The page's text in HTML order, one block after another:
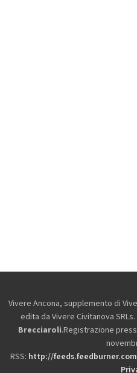
Vivere Ancona, supplemento di
edita da Vivere Civitanova
Brecciaroli.Registrazione
RSS: http://